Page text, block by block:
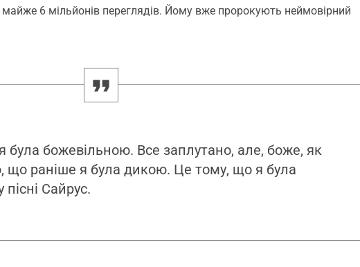
майже 6 мільйонів переглядів. Йому вже пророкують неймовірний
була божевільною. Все заплутано, але, боже, як
що раніше я була дикою. Це тому, що я була
Сайрус.